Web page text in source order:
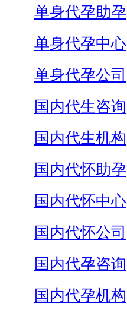
单身代孕助孕
单身代孕中心
单身代孕公司
国内代生咨询
国内代生机构
国内代怀助孕
国内代怀中心
国内代怀公司
国内代孕咨询
国内代孕机构